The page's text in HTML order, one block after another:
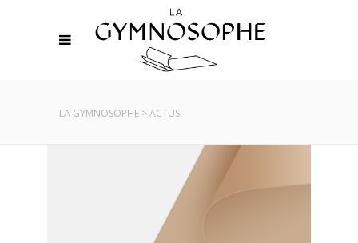
LA GYMNOSOPHE >ACTUS